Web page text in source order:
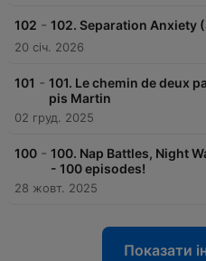
102 - 102. Separation Anxiety
20 січ. 2026
101 - 101. Le chemin de deux
pis Martin
02 груд. 2025
100 - 100. Nap Battles, Night
- 100 episodes!
28 жовт. 2025
Показати